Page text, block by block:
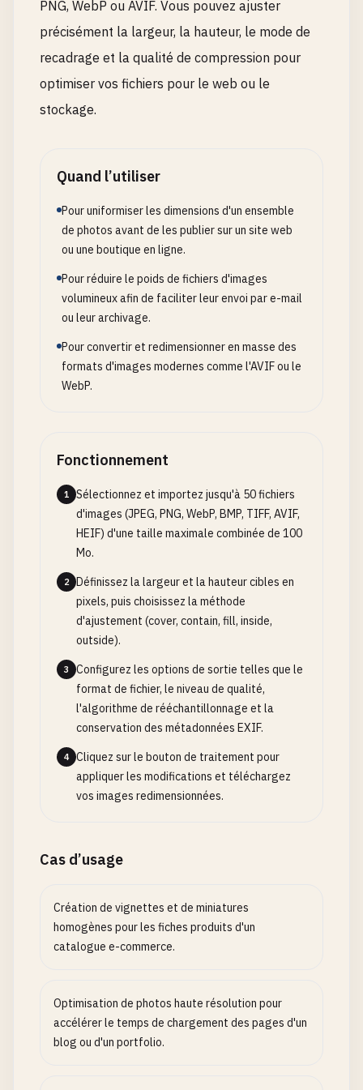
PNG, WebP ou AVIF. Vous pouvez ajuster
précisément la largeur, la hauteur, le mode de
recadrage et la qualité de compression pour
optimiser vos fichiers pour le web ou le
stockage.
Quand l’utiliser
Pour uniformiser les dimensions d'un ensemble
de photos avant de les publier sur un site web
ou une boutique en ligne.
Pour réduire le poids de fichiers d'images
volumineux afin de faciliter leur envoi par e-mail
ou leur archivage.
Pour convertir et redimensionner en masse des
formats d'images modernes comme l'AVIF ou le
WebP.
Fonctionnement
1
Sélectionnez et importez jusqu'à 50 fichiers
d'images (JPEG, PNG, WebP, BMP, TIFF, AVIF,
HEIF) d'une taille maximale combinée de 100
Mo.
2
Définissez la largeur et la hauteur cibles en
pixels, puis choisissez la méthode
d'ajustement (cover, contain, fill, inside,
outside).
3
Configurez les options de sortie telles que le
format de fichier, le niveau de qualité,
l'algorithme de rééchantillonnage et la
conservation des métadonnées EXIF.
4
Cliquez sur le bouton de traitement pour
appliquer les modifications et téléchargez
vos images redimensionnées.
Cas d’usage
Création de vignettes et de miniatures
homogènes pour les fiches produits d'un
catalogue e-commerce.
Optimisation de photos haute résolution pour
accélérer le temps de chargement des pages d'un
blog ou d'un portfolio.